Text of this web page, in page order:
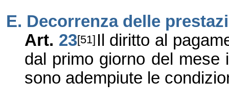
E. Decorrenza delle
Art. 23[51] Il diritto al
dal primo giorno del
sono adempiute le